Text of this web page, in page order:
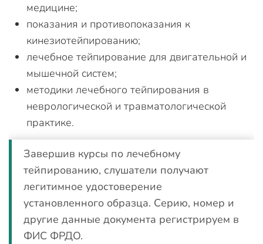
медицине;
показания и противопоказания к
кинезиотейпированию;
лечебное тейпирование для двигательной и
мышечной систем;
методики лечебного тейпирования в
неврологической и травматологической
практике.
Завершив курсы по лечебному
тейпированию, слушатели получают
легитимное удостоверение
установленного образца. Серию, номер и
другие данные документа регистрируем в
ФИС ФРДО.